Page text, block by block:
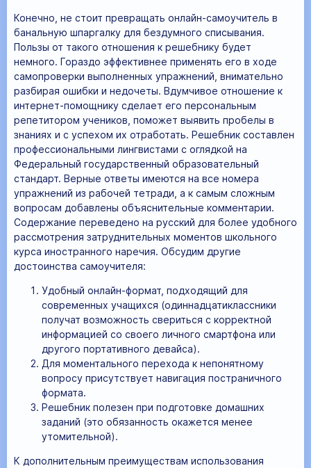
Конечно, не стоит превращать онлайн-самоучитель в
банальную шпаргалку для бездумного списывания.
Пользы от такого отношения к решебнику будет
немного. Гораздо эффективнее применять его в ходе
самопроверки выполненных упражнений, внимательно
разбирая ошибки и недочеты. Вдумчивое отношение к
интернет-помощнику сделает его персональным
репетитором учеников, поможет выявить пробелы в
знаниях и с успехом их отработать. Решебник составлен
профессиональными лингвистами с оглядкой на
Федеральный государственный образовательный
стандарт. Верные ответы имеются на все номера
упражнений из рабочей тетради, а к самым сложным
вопросам добавлены объяснительные комментарии.
Содержание переведено на русский для более удобного
рассмотрения затруднительных моментов школьного
курса иностранного наречия. Обсудим другие
достоинства самоучителя:
Удобный онлайн-формат, подходящий для
современных учащихся (одиннадцатиклассники
получат возможность свериться с корректной
информацией со своего личного смартфона или
другого портативного девайса).
Для моментального перехода к непонятному
вопросу присутствует навигация постраничного
формата.
Решебник полезен при подготовке домашних
заданий (это обязанность окажется менее
утомительной).
К дополнительным преимуществам использования